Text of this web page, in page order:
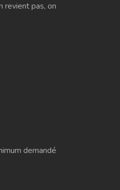
revient pas, on
demandé